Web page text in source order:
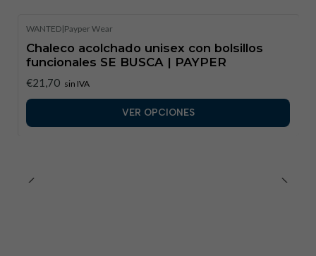
WANTED|Payper Wear
Chaleco acolchado unisex con bolsillos
funcionales SE BUSCA | PAYPER
€21,70 sin IVA
VER OPCIONES